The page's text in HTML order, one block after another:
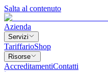
Salta al contenuto
Azienda
Servizi
TariffarioShop
Risorse
AccreditamentiContatti